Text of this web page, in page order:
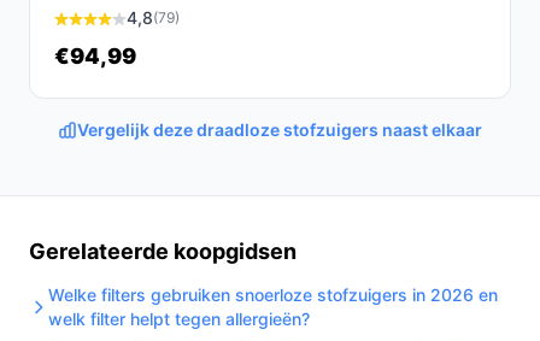
elk huishouden. Het is de ideale keuze voor iedereen
boeten op kwaliteit.
Ontdek alle specificaties en vergelijk prijzen op
4,8(79)
€94,99
Vergelijk deze draadloze stofzuigers naast elkaar
Gerelateerde koopgidsen
Welke filters gebruiken snoerloze stofzuigers in 2026 en
welk filter helpt tegen allergieën?